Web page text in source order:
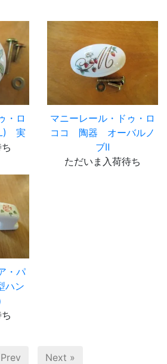
・ロ
実
マニーレール・ドゥ・ロ
ココ 陶器 オーバルノ
ブⅡ
ただいま入荷待ち
・パ
ン
Next »